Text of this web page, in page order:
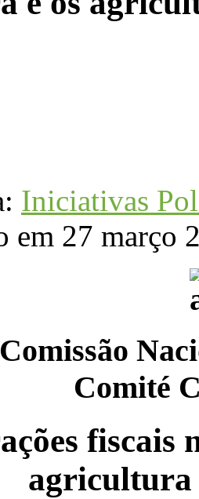
Iniciativas
em 27 março
Comité
fiscais
agricultura